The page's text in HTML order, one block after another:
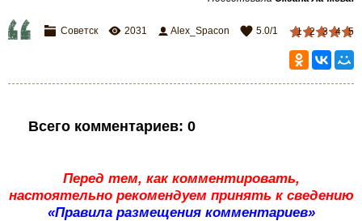
1 2 3 4 5
Советск 2031 Alex_Spacon 5.0/1
Всего комментариев: 0
Перед тем, как комментировать,
настоятельно рекомендуем принять к сведению
«Правила размещения комментариев»